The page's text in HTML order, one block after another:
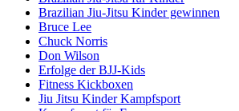
Brazilian Jiu-Jitsu Kinder gewinnen
Bruce Lee
Chuck Norris
Don Wilson
Erfolge der BJJ-Kids
Fitness Kickboxen
Jiu Jitsu Kinder Kampfsport